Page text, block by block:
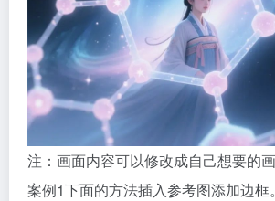
注：画面内容可以修改成自己想要的
案例1下面的方法插入参考图添加边框。